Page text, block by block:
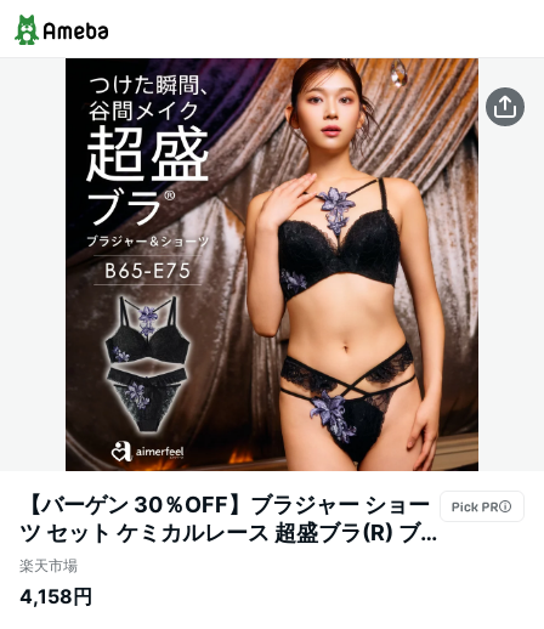
【バーゲン 30％OFF】ブラジャー ショー
ツ セット ケミカルレース 超盛ブラ(R) ブ
ラジャー&ハーフバックショーツ(下着 レ
ディース 盛れる 盛ブラ 脇肉 脇高 谷間 可
楽天市場
4,158円